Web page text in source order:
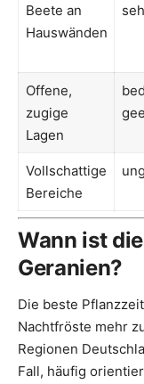
Beete an
Hauswänden
Offene,
zugige
Lagen
Vollschattige
Bereiche
Wann ist
Geranien?
Die beste
Nachtfröste mehr
Regionen
Fall, häufig